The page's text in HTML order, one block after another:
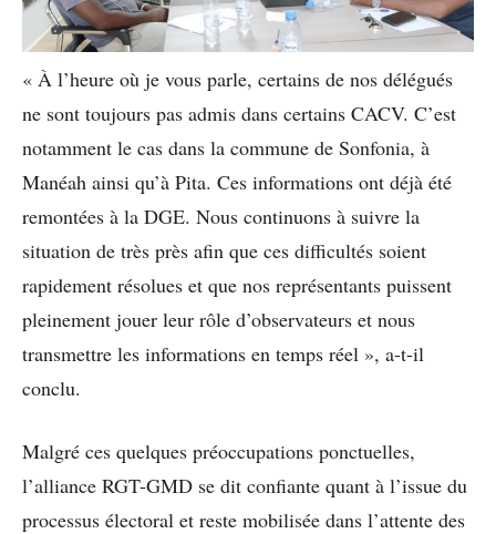
« À l’heure où je vous parle, certains de nos délégués
ne sont toujours pas admis dans certains CACV. C’est
notamment le cas dans la commune de Sonfonia, à
Manéah ainsi qu’à Pita. Ces informations ont déjà été
remontées à la DGE. Nous continuons à suivre la
situation de très près afin que ces difficultés soient
rapidement résolues et que nos représentants puissent
pleinement jouer leur rôle d’observateurs et nous
transmettre les informations en temps réel », a-t-il
conclu.
Malgré ces quelques préoccupations ponctuelles,
l’alliance RGT-GMD se dit confiante quant à l’issue du
processus électoral et reste mobilisée dans l’attente des